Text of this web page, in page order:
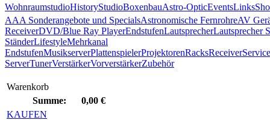
WohnraumstudioHistoryStudioBoxenbauAstro-OpticEventsLinks
AAA Sonderangebote und SpecialsAstronomische FernrohreAV
ReceiverDVD/Blue Ray PlayerEndstufenLautsprecherLautsprecher
StänderLifestyleMehrkanal
EndstufenMusikserverPlattenspielerProjektorenRacksReceiverService
ServerTunerVerstärkerVorverstärkerZubehör
Warenkorb
Summe:
0,00 €
KAUFEN